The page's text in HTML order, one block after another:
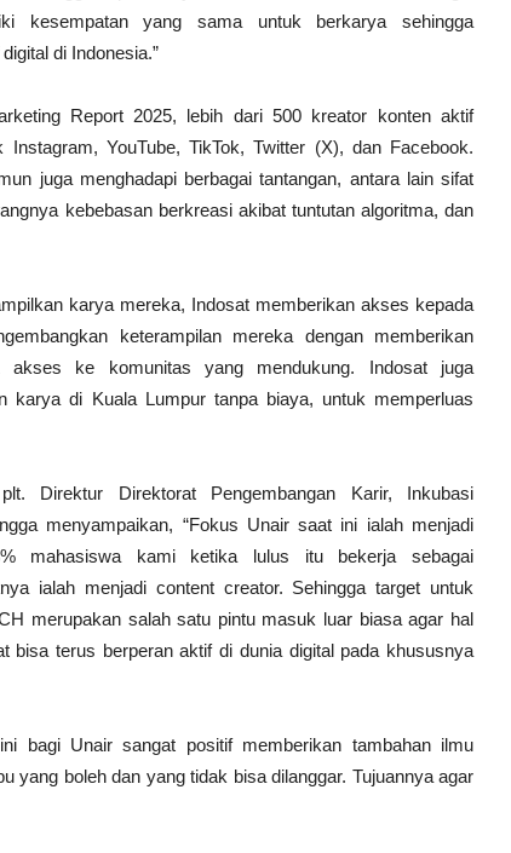
kesempatan yang sama untuk berkarya sehingga
di Indonesia.”
Report 2025, lebih dari 500 kreator konten aktif
YouTube, TikTok, Twitter (X), dan Facebook.
juga menghadapi berbagai tantangan, antara lain sifat
kebebasan berkreasi akibat tuntutan algoritma, dan
karya mereka, Indosat memberikan akses kepada
keterampilan mereka dengan memberikan
akses ke komunitas yang mendukung. Indosat juga
karya di Kuala Lumpur tanpa biaya, untuk memperluas
Direktur Direktorat Pengembangan Karir, Inkubasi
menyampaikan, “Fokus Unair saat ini ialah menjadi
mahasiswa kami ketika lulus itu bekerja sebagai
ialah menjadi content creator. Sehingga target untuk
merupakan salah satu pintu masuk luar biasa agar hal
bisa terus berperan aktif di dunia digital pada khususnya
bagi Unair sangat positif memberikan tambahan ilmu
yang boleh dan yang tidak bisa dilanggar. Tujuannya agar